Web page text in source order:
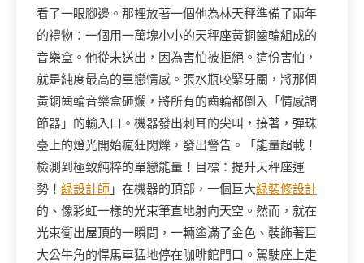
看了一眼腳邊。那裡放著一個他為林天秤準備了兩年
的禮物：一個用一萬塊小小的天秤座黃銅齒輪組成的
音樂盒。他從未送出，因為害怕被拒絕。這份害怕，
就是純度最高的單戀情感。張水瓶咬緊牙關，將那個
黃銅齒輪音樂盒砸爛，將所有的齒輪都倒入「情感調
節器」的輸入口。機器發出刺耳的尖叫，接著，彈珠
臺上的燈光開始瘋狂閃爍，發出警告。「能量超載！
檢測到極致純粹的單戀能量！目標：提升天秤座運
勢！ 綠設計師 」在機器的頂部，一個巨大綠裝修設計
的、像彩虹一樣的光束筆直地射向天空。然而，就在
光束衝出屋頂的一瞬間，一輛塗滿了金色、裝飾著巨
大公牛角的悍馬車猛地停在咖啡館門口。駕駛座上走